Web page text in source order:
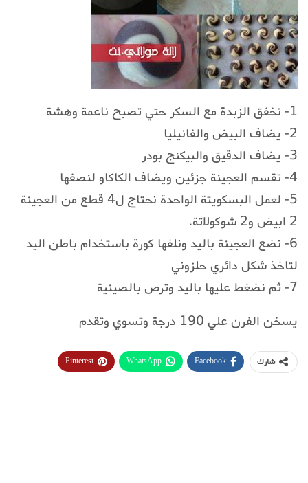
1- نخفق الزبدة مع السكر حتي تصبح ناعمة وهشة
2- يضاف البيض والفانيليا
3- يضاف الدقيق والبيكنج بودر
4- تقسم العجينة جزئين ويضاف الكاكاو لنصفها
5- لعمل البسكويتة الواحدة نحتاج ل4 قطع من العجينة
2 ابيض و2 شوكولاتة.
6- نضع العجينة باليد ونلفها كورة باستخدام باطن اليد
لتاخذ شكل دائري حلزوني
7- ثم نضغط عليها باليد وترص بالصينية
يسخن الفرن علي 190 درجة وتسوي وتقدم
شارك Facebook
WhatsApp
Pinterest